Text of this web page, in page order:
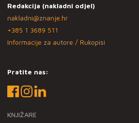
Redakcija (nakladni odjel)
nakladni@znanje.hr
+385 1 3689 511
Informacije za autore / Rukopisi
Pratite nas:
KNJIŽARE